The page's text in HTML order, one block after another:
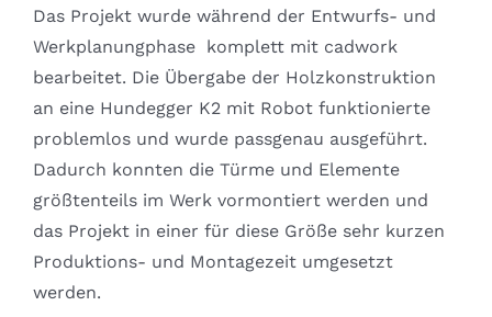
Das Projekt wurde während der Entwurfs- und
Werkplanungphase komplett mit cadwork
bearbeitet. Die Übergabe der Holzkonstruktion
an eine Hundegger K2 mit Robot funktionierte
problemlos und wurde passgenau ausgeführt.
Dadurch konnten die Türme und Elemente
größtenteils im Werk vormontiert werden und
das Projekt in einer für diese Größe sehr kurzen
Produktions- und Montagezeit umgesetzt
werden.